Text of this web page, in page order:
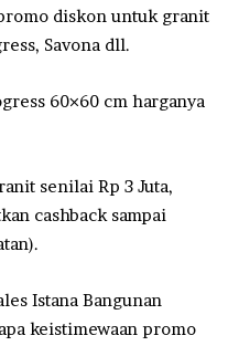
diskon untuk granit
Savona dll.
60×60 cm harganya
senilai Rp 3 Juta,
cashback sampai
Istana Bangunan
keistimewaan promo